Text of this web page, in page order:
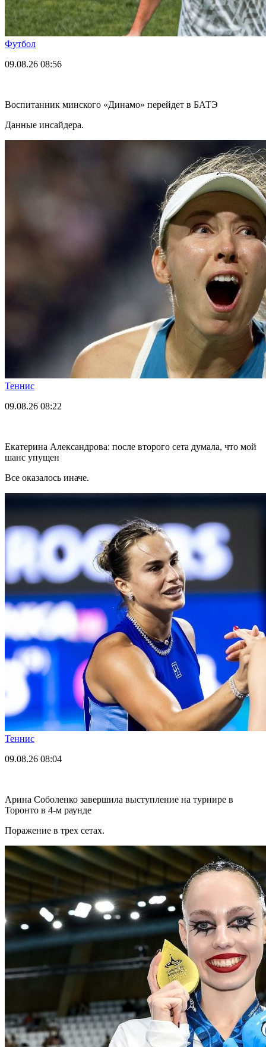
Футбол
09.08.26 08:56
Воспитанник минского «Динамо» перейдет в БАТЭ
Данные инсайдера.
Теннис
09.08.26 08:22
Екатерина Александрова: после второго сета думала, что мой
шанс упущен
Все оказалось иначе.
Теннис
09.08.26 08:04
Арина Соболенко завершила выступление на турнире в
Торонто в 4-м раунде
Поражение в трех сетах.